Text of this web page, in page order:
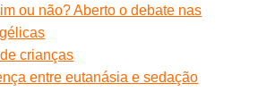
ou não? Aberto o debate nas
crianças
entre eutanásia e sedação